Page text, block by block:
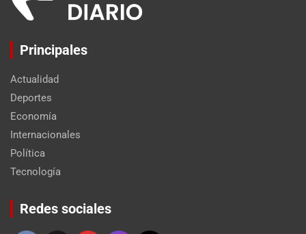
Principales
Actualidad
Deportes
Economía
Internacionales
Política
Tecnología
Redes sociales